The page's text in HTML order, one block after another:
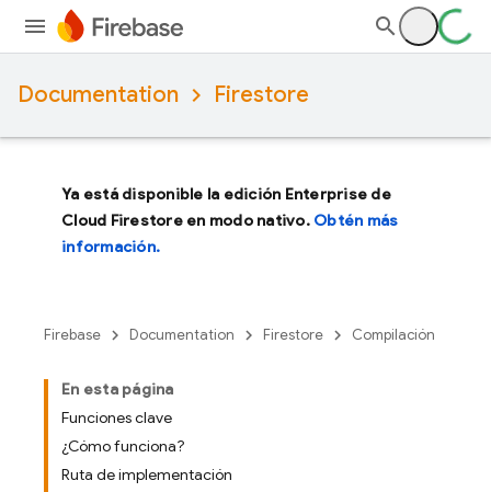
Documentation Firestore
Ya está disponible la edición Enterprise de
Cloud Firestore en modo nativo. Obtén más
información.
Firebase Documentation Firestore Compilación
En esta página
Funciones clave
¿Cómo funciona?
Ruta de implementación